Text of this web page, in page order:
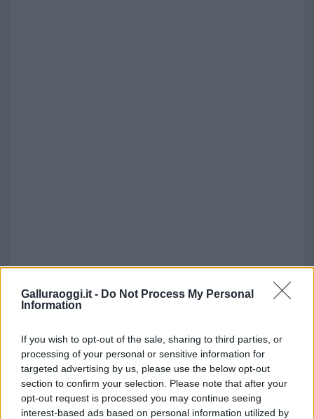
Galluraoggi.it - Do Not Process My Personal
Information
If you wish to opt-out of the sale, sharing to third parties, or
processing of your personal or sensitive information for
targeted advertising by us, please use the below opt-out
section to confirm your selection. Please note that after your
opt-out request is processed you may continue seeing
interest-based ads based on personal information utilized by
Notizie in tempo reale?
Entra nel canale telegram di
GalluraOggi.it